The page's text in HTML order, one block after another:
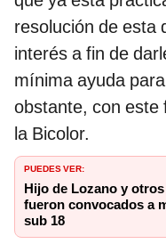
resolución de esta
interés a fin de
mínima ayuda
obstante, con este
la Bicolor.
PUEDES VER:
Hijo de Lozano y
fueron convocados a
sub 18